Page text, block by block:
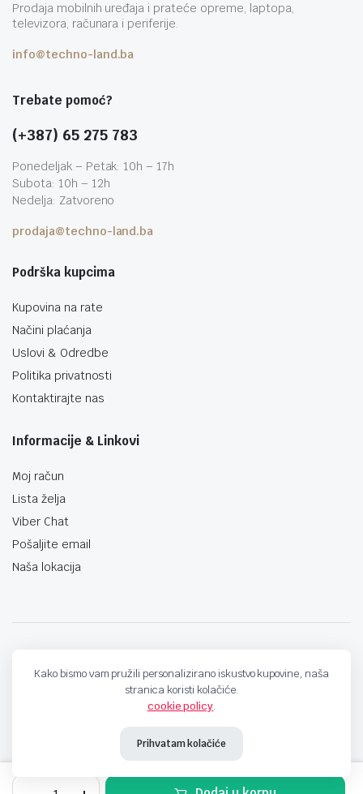
Prodaja mobilnih uređaja i prateće opreme, laptopa,
televizora, računara i periferije.
info@techno-land.ba
Trebate pomoć?
(+387) 65 275 783
Ponedeljak – Petak: 10h – 17h
Subota: 10h – 12h
Nedelja: Zatvoreno
prodaja@techno-land.ba
Podrška kupcima
Kupovina na rate
Načini plaćanja
Uslovi & Odredbe
Politika privatnosti
Kontaktirajte nas
Informacije & Linkovi
Moj račun
Lista želja
Viber Chat
Pošaljite email
Naša lokacija
Kako bismo vam pružili personalizirano iskustvo kupovine, naša
stranica koristi kolačiće.
cookie policy.
Prihvatam kolačiće